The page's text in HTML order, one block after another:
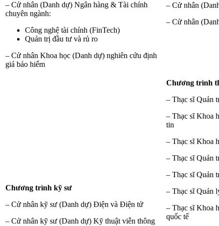
– Cử nhân (Danh dự) Ngân hàng & Tài chính
chuyên ngành:
Công nghệ tài chính (FinTech)
Quản trị đầu tư và rủ ro
– Cử nhân Khoa học (Danh dự) nghiên cứu định
giá bảo hiểm
– Cử nhân
– Cử nhân
Chương trình kỹ sư
– Cử nhân kỹ sư (Danh dự) Điện và Điện tử
– Cử nhân kỹ sư (Danh dự) Kỹ thuật viễn thông
Chương trình
– Thạc sĩ Quản
– Thạc sĩ Khoa
tin
– Thạc sĩ Khoa
– Thạc sĩ Quản
– Thạc sĩ Quản
– Thạc sĩ Quản
– Thạc sĩ Khoa
quốc tế